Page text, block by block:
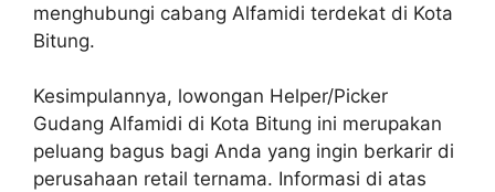
menghubungi cabang Alfamidi terdekat di Kota
Bitung.
Kesimpulannya, lowongan Helper/Picker
Gudang Alfamidi di Kota Bitung ini merupakan
peluang bagus bagi Anda yang ingin berkarir di
perusahaan retail ternama. Informasi di atas